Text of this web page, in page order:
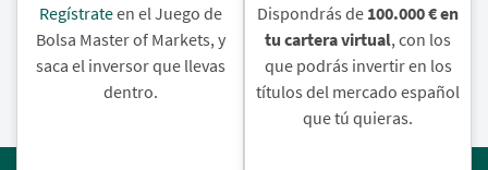
Regístrateen el Juego de
Bolsa Master of Markets, y
saca el inversor que llevas
dentro.
Dispondrás de 100.000 € en
tu cartera virtual, con los
que podrás invertir en los
títulos del mercado español
que tú quieras.